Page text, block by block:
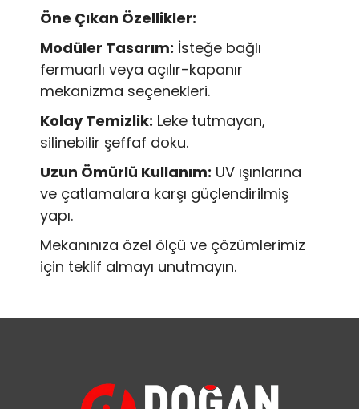
Öne Çıkan Özellikler:
Modüler Tasarım: İsteğe bağlı
fermuarlı veya açılır-kapanır
mekanizma seçenekleri.
Kolay Temizlik: Leke tutmayan,
silinebilir şeffaf doku.
Uzun Ömürlü Kullanım: UV ışınlarına
ve çatlamalara karşı güçlendirilmiş
yapı.
Mekanınıza özel ölçü ve çözümlerimiz
için teklif almayı unutmayın.